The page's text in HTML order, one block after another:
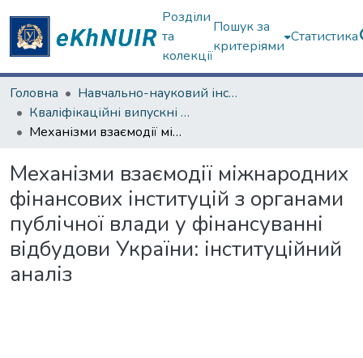
Розділи
та
колекції
Пошук за
критеріями
Статистика
Головна
Навчально-науковий інститут "Інститут державного управління"
Кваліфікаційні випускні роботи магістрів. Інститут державного управління
Механізми взаємодії міжнародних фінансових інституцій з органами публічної влади у фінансуванні відбудови України: інституційний аналіз
Механізми взаємодії міжнародних
фінансових інституцій з органами
публічної влади у фінансуванні
відбудови України: інституційний
аналіз